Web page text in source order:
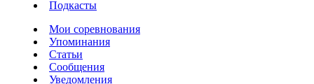
Подкасты
Мои соревнования
Упоминания
Статьи
Сообщения
Уведомления